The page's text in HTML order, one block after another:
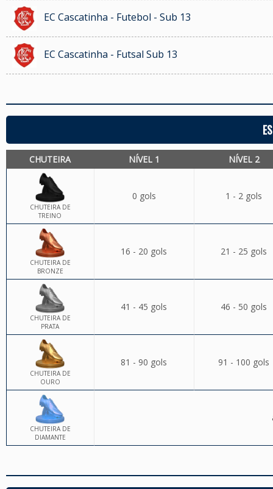
EC Cascatinha - Futebol - Sub 13
EC Cascatinha - Futsal Sub 13
CHUTEIRA NÍVEL 1 NÍVEL 2
CHUTEIRA DE
TREINO
0 gols 1 - 2 gols
CHUTEIRA DE
BRONZE
16 - 20 gols 21 - 25 gols
CHUTEIRA DE
PRATA
41 - 45 gols 46 - 50 gols
CHUTEIRA DE
OURO
81 - 90 gols 91 - 100 gols
CHUTEIRA DE
DIAMANTE